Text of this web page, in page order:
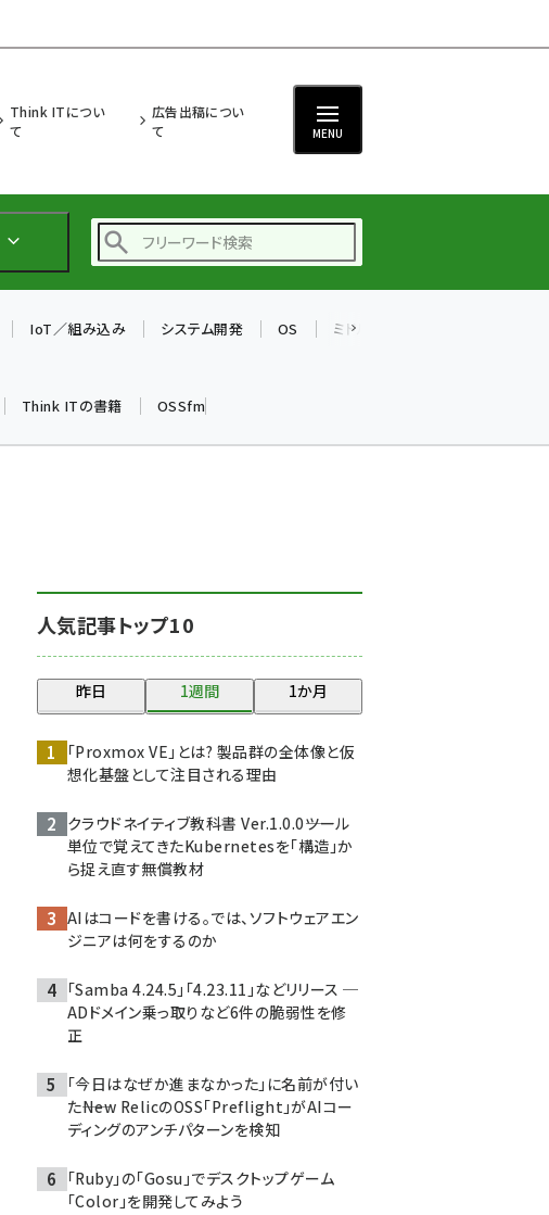
Think ITについ
て
広告出稿につい
て
MENU
仲間と築いた勝利の絆～
drupal (1963)
genai (1492)
abc123 (1367)
IoT／組み込み システム開発 OS ミドルウェア
Think ITの書籍 OSSfm
人気記事トップ10
昨日 1週間 1か月
「Proxmox VE」とは? 製品群の全体像と仮
想化基盤として注目される理由
クラウドネイティブ教科書 Ver.1.0.0――ツール
単位で覚えてきたKubernetesを「構造」か
ら捉え直す無償教材
AIはコードを書ける。では、ソフトウェアエン
ジニアは何をするのか
「Samba 4.24.5」「4.23.11」などリリース ─
ADドメイン乗っ取りなど6件の脆弱性を修
正
「今日はなぜか進まなかった」に名前が付い
た――New RelicのOSS「Preflight」がAIコー
ディングのアンチパターンを検知
「Ruby」の「Gosu」でデスクトップゲーム
「Color」を開発してみよう